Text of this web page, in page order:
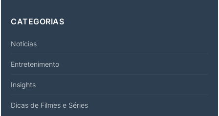
CATEGORIAS
Notícias
Entretenimento
Insights
Dicas de Filmes e Séries